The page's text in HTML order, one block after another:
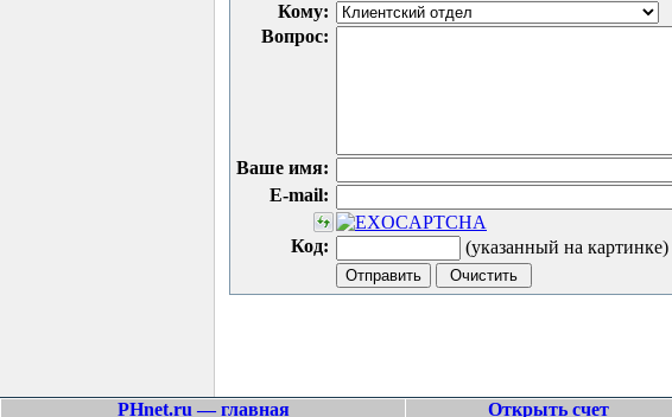
Кому:
Вопрос:
Ваше имя:
E-mail:
Код: (указанный на картинке)
PHnet.ru — главная Открыть счет